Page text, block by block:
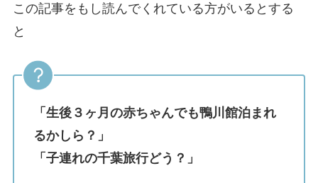
この記事をもし読んでくれている方がいるとする
と
「生後３ヶ月の赤ちゃんでも鴨川館泊まれ
るかしら？」
「子連れの千葉旅行どう？」